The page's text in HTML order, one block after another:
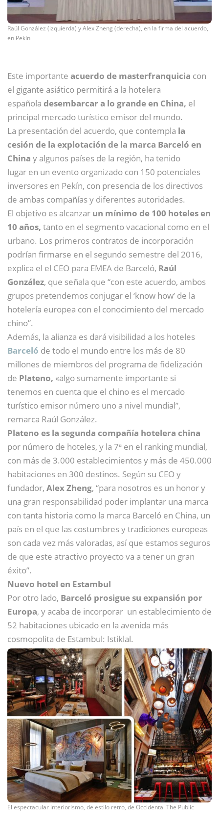
Raúl González (izquierda) y Alex Zheng (derecha), en la firma del acuerdo,
en Pekín
Este importante acuerdo de masterfranquicia con
el gigante asiático permitirá a la hotelera
española desembarcar a lo grande en China, el
principal mercado turístico emisor del mundo.
La presentación del acuerdo, que contempla la
cesión de la explotación de la marca Barceló en
China y algunos países de la región, ha tenido
lugar en un evento organizado con 150 potenciales
inversores en Pekín, con presencia de los directivos
de ambas compañías y diferentes autoridades.
El objetivo es alcanzar un mínimo de 100 hoteles en
10 años, tanto en el segmento vacacional como en el
urbano. Los primeros contratos de incorporación
podrían firmarse en el segundo semestre del 2016,
explica el el CEO para EMEA de Barceló, Raúl
González, que señala que “con este acuerdo, ambos
grupos pretendemos conjugar el ‘know how’ de la
hotelería europea con el conocimiento del mercado
chino”.
Además, la alianza es dará visibilidad a los hoteles
Barceló de todo el mundo entre los más de 80
millones de miembros del programa de fidelización
de Plateno, «algo sumamente importante si
tenemos en cuenta que el chino es el mercado
turístico emisor número uno a nivel mundial”,
remarca Raúl González.
Plateno es la segunda compañía hotelera china
por número de hoteles, y la 7ª en el ranking mundial,
con más de 3.000 establecimientos y más de 450.000
habitaciones en 300 destinos. Según su CEO y
fundador, Alex Zheng, “para nosotros es un honor y
una gran responsabilidad poder implantar una marca
con tanta historia como la marca Barceló en China, un
país en el que las costumbres y tradiciones europeas
son cada vez más valoradas, así que estamos seguros
de que este atractivo proyecto va a tener un gran
éxito”.
Nuevo hotel en Estambul
Por otro lado, Barceló prosigue su expansión por
Europa, y acaba de incorporar un establecimiento de
52 habitaciones ubicado en la avenida más
cosmopolita de Estambul: Istiklal.
El espectacular interiorismo, de estilo retro, de Occidental The Public